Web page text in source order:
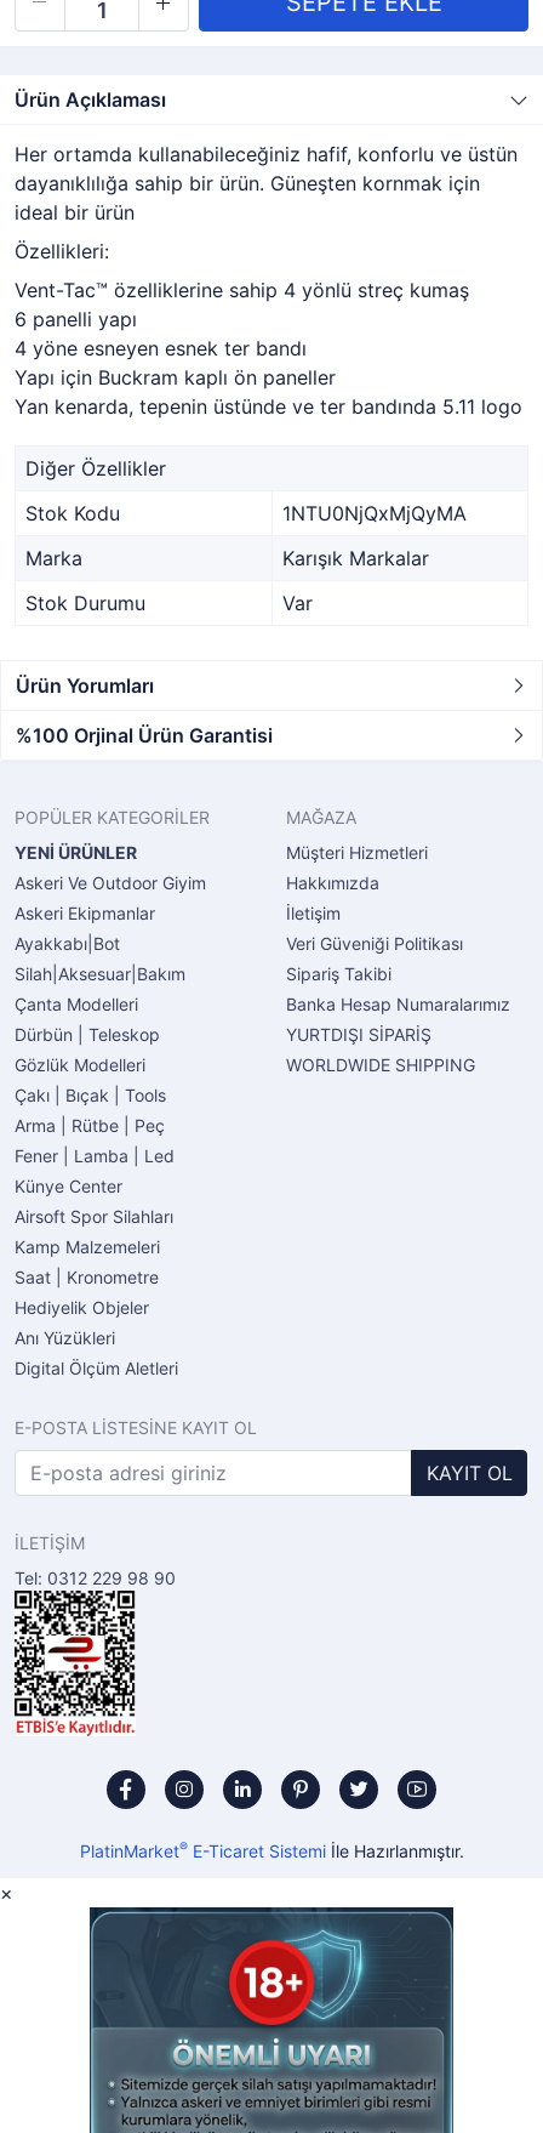
Ürün Açıklaması
Her ortamda kullanabileceğiniz hafif, konforlu ve üstün
dayanıklılığa sahip bir ürün. Güneşten kornmak için
ideal bir ürün
Özellikleri:
Vent-Tac™ özelliklerine sahip 4 yönlü streç kumaş
6 panelli yapı
4 yöne esneyen esnek ter bandı
Yapı için Buckram kaplı ön paneller
Yan kenarda, tepenin üstünde ve ter bandında 5.11 logo
Diğer Özellikler
Stok Kodu
1NTU0NjQxMjQyMA
Marka
Karışık Markalar
Stok Durumu
Var
Ürün Yorumları
%100 Orjinal Ürün Garantisi
POPÜLER KATEGORİLER
YENİ ÜRÜNLER
Askeri Ve Outdoor Giyim
Askeri Ekipmanlar
Ayakkabı|Bot
Silah|Aksesuar|Bakım
Çanta Modelleri
Dürbün | Teleskop
Gözlük Modelleri
Çakı | Bıçak | Tools
Arma | Rütbe | Peç
Fener | Lamba | Led
Künye Center
Airsoft Spor Silahları
Kamp Malzemeleri
Saat | Kronometre
Hediyelik Objeler
Anı Yüzükleri
Digital Ölçüm Aletleri
MAĞAZA
Müşteri Hizmetleri
Hakkımızda
İletişim
Veri Güveniği Politikası
Sipariş Takibi
Banka Hesap Numaralarımız
YURTDIŞI SİPARİŞ
WORLDWIDE SHIPPING
E-POSTA LİSTESİNE KAYIT OL
KAYIT OL
İLETİŞİM
Tel: 0312 229 98 90
PlatinMarket®E-Ticaret Sistemiİle Hazırlanmıştır.
×